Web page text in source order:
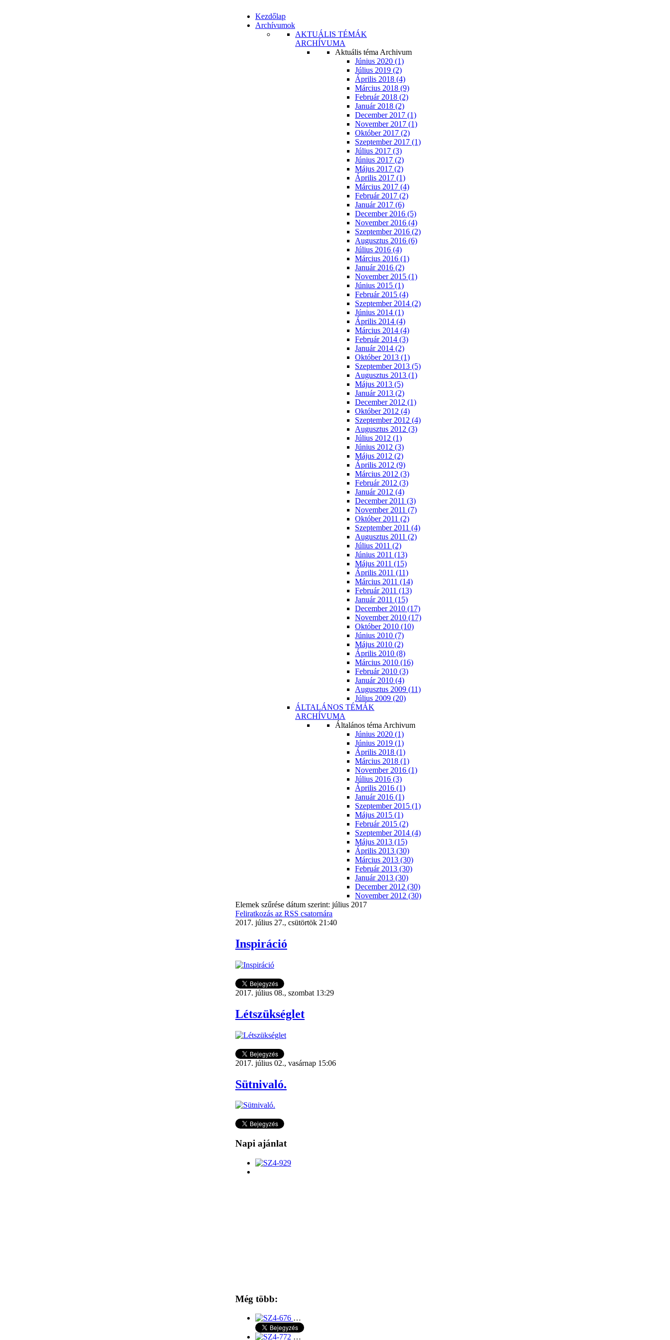
Kezdőlap
Archívumok
AKTUÁLIS TÉMÁK
ARCHÍVUMA
Aktuális téma Archivum
Június 2020 (1)
Július 2019 (2)
Április 2018 (4)
Március 2018 (9)
Február 2018 (2)
Január 2018 (2)
December 2017 (1)
November 2017 (1)
Október 2017 (2)
Szeptember 2017 (1)
Július 2017 (3)
Június 2017 (2)
Május 2017 (2)
Április 2017 (1)
Március 2017 (4)
Február 2017 (2)
Január 2017 (6)
December 2016 (5)
November 2016 (4)
Szeptember 2016 (2)
Augusztus 2016 (6)
Július 2016 (4)
Március 2016 (1)
Január 2016 (2)
November 2015 (1)
Június 2015 (1)
Február 2015 (4)
Szeptember 2014 (2)
Június 2014 (1)
Április 2014 (4)
Március 2014 (4)
Február 2014 (3)
Január 2014 (2)
Október 2013 (1)
Szeptember 2013 (5)
Augusztus 2013 (1)
Május 2013 (5)
Január 2013 (2)
December 2012 (1)
Október 2012 (4)
Szeptember 2012 (4)
Augusztus 2012 (3)
Július 2012 (1)
Június 2012 (3)
Május 2012 (2)
Április 2012 (9)
Március 2012 (3)
Február 2012 (3)
Január 2012 (4)
December 2011 (3)
November 2011 (7)
Október 2011 (2)
Szeptember 2011 (4)
Augusztus 2011 (2)
Július 2011 (2)
Június 2011 (13)
Május 2011 (15)
Április 2011 (11)
Március 2011 (14)
Február 2011 (13)
Január 2011 (15)
December 2010 (17)
November 2010 (17)
Október 2010 (10)
Június 2010 (7)
Május 2010 (2)
Április 2010 (8)
Március 2010 (16)
Február 2010 (3)
Január 2010 (4)
Augusztus 2009 (11)
Július 2009 (20)
ÁLTALÁNOS TÉMÁK
ARCHÍVUMA
Általános téma Archivum
Június 2020 (1)
Június 2019 (1)
Április 2018 (1)
Március 2018 (1)
November 2016 (1)
Július 2016 (3)
Április 2016 (1)
Január 2016 (1)
Szeptember 2015 (1)
Május 2015 (1)
Február 2015 (2)
Szeptember 2014 (4)
Május 2013 (15)
Április 2013 (30)
Március 2013 (30)
Február 2013 (30)
Január 2013 (30)
December 2012 (30)
November 2012 (30)
Elemek szűrése dátum szerint: július 2017
Feliratkozás az RSS csatornára
2017. július 27., csütörtök 21:40
Inspiráció
2017. július 08., szombat 13:29
Létszükséglet
2017. július 02., vasárnap 15:06
Sütnivaló.
Napi ajánlat
Még több:
…
…